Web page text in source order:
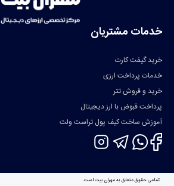
خدمات مشتریان
خرید گیفت کارت
خدمات پرداخت ارزی
خرید و فروش تتر
پرداخت قبوض با ارز دیجیتال
آموزش ساخت کیف پول تراست ولت
تمامی حقوق متعلق به مهران بیت است.